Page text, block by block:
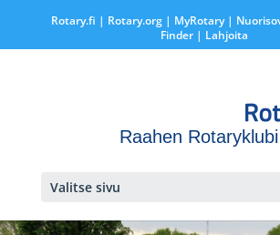
Rotary.fi | Rotary.org| MyRotary |
Finder| Lahjoita
Raahen
Valitse sivu